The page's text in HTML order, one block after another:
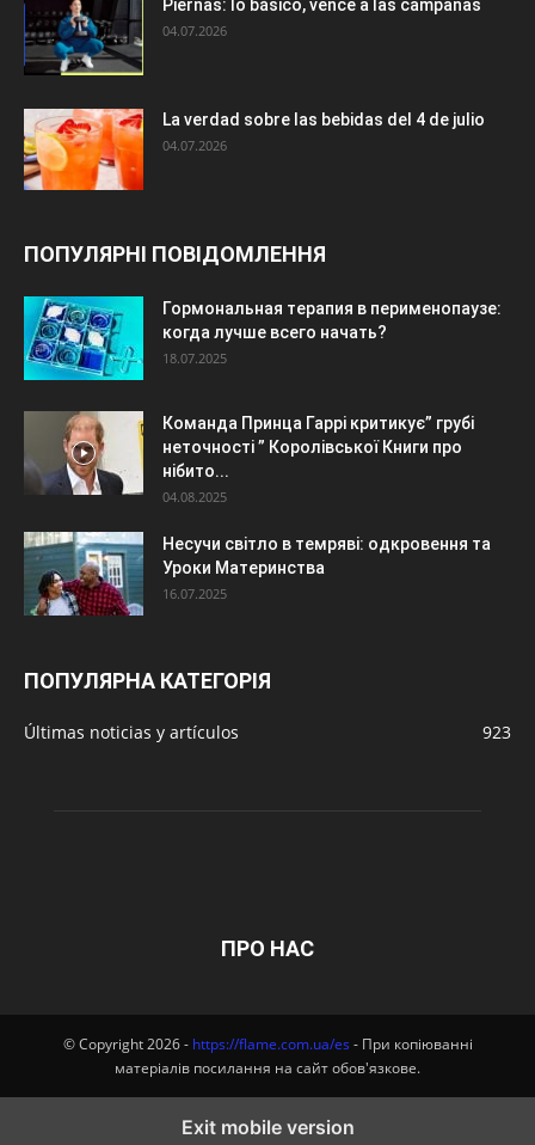
Piernas: lo básico, vence a las campanas
04.07.2026
La verdad sobre las bebidas del 4 de julio
04.07.2026
ПОПУЛЯРНІ ПОВІДОМЛЕННЯ
Гормональная терапия в перименопаузе:
когда лучше всего начать?
18.07.2025
Команда Принца Гаррі критикує” грубі
неточності ” Королівської Книги про
нібито...
04.08.2025
Несучи світло в темряві: одкровення та
Уроки Материнства
16.07.2025
ПОПУЛЯРНА КАТЕГОРІЯ
Últimas noticias y artículos 923
ПРО НАС
© Copyright 2026 - https://flame.com.ua/es- При копіюванні
матеріалів посилання на сайт обов'язкове.
Exit mobile version